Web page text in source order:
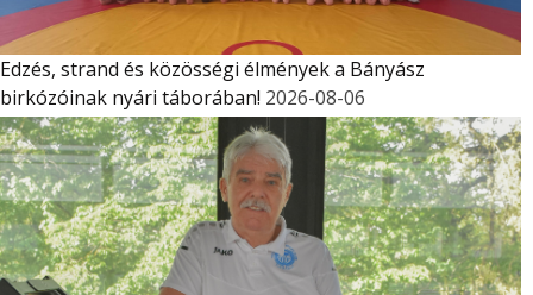
Edzés, strand és közösségi élmények a Bányász
birkózóinak nyári táborában! 2026-08-06